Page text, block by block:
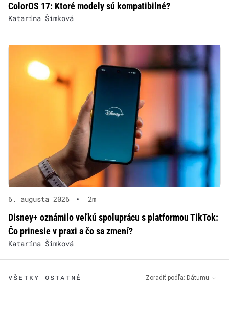
ColorOS 17: Ktoré modely sú kompatibilné?
Katarína Šimková
6. augusta 2026 • 2m
Disney+ oznámilo veľkú spoluprácu s platformou TikTok:
Čo prinesie v praxi a čo sa zmení?
Katarína Šimková
VŠETKY OSTATNÉ Zoradiť podľa: Dátumu